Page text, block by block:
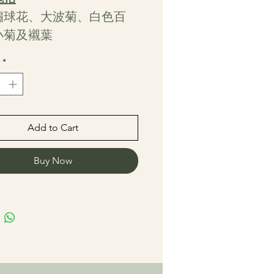
球花、大波菊、白色百
菊及襯葉
*
Add to Cart
Buy Now